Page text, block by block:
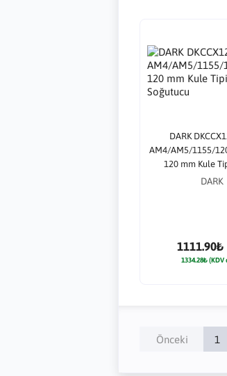
DARK
AM4/AM5/1155/
120 mm Kule
Soğutucu
DARK
1111.90₺
1334.28₺
Önceki 1